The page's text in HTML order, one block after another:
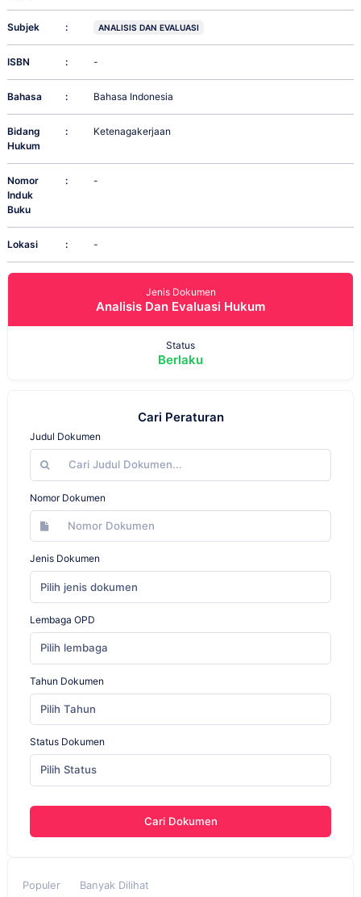
Subjek : ANALISIS DAN EVALUASI
ISBN : -
Bahasa : Bahasa Indonesia
Bidang
Hukum
: Ketenagakerjaan
Nomor
Induk
Buku
: -
Lokasi : -
Jenis Dokumen
Analisis Dan Evaluasi Hukum
Status
Berlaku
Cari Peraturan
Judul Dokumen
Nomor Dokumen
Jenis Dokumen
Pilih jenis dokumen
Lembaga OPD
Pilih lembaga
Tahun Dokumen
Pilih Tahun
Status Dokumen
Pilih Status
Cari Dokumen
Populer Banyak Dilihat